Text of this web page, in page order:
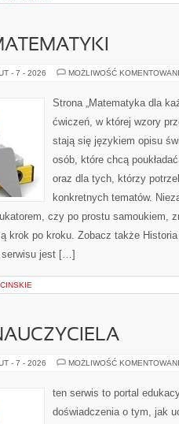
- 7 - 2026 MOŻLIWOŚĆ
Strona „Matematyka dla
ćwiczeń, w której wzory
stają się językiem opisu
osób, które chcą
oraz dla tych, którzy
konkretnych tematów.
czy po prostu samoukiem,
krok po kroku. Zobacz także
serwisu jest […]
- 7 - 2026 MOŻLIWOŚĆ
ten serwis to portal
doświadczenia o tym, jak